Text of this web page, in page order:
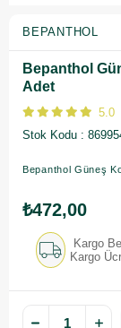
BEPANTHOL
Bepanthol
Adet
5.0
Stok Kodu
Bepanthol Güneş
₺472,00
Kargo
Kargo